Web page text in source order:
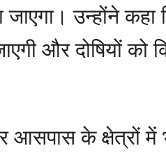
जाएगा। उन्होंने
और दोषियों को
आसपास के क्षेत्रों